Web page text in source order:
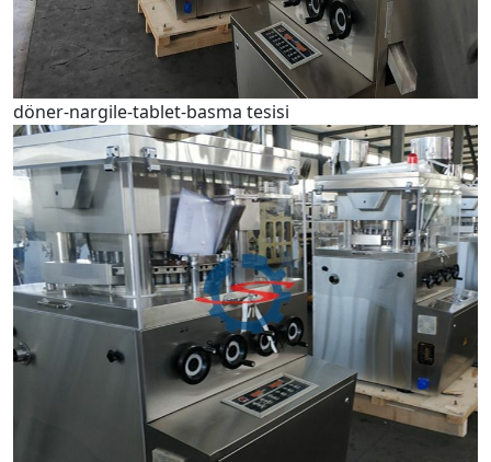
döner-nargile-tablet-basma tesisi